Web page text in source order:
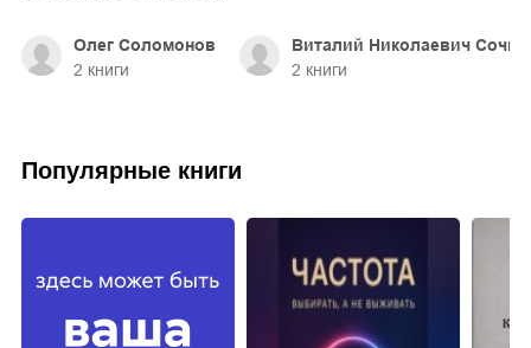
Олег Соломонов
2 книги
Виталий Николаевич
2 книги
Популярные книги